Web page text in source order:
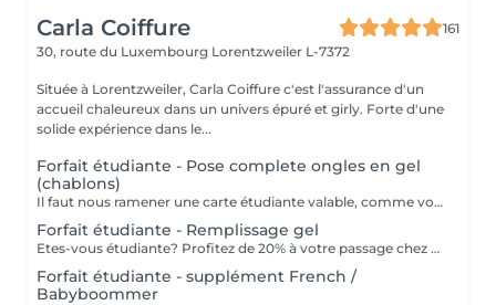
Carla Coiffure
161
30, route du Luxembourg Lorentzweiler L-7372
Située à Lorentzweiler, Carla Coiffure c'est l'assurance d'un
accueil chaleureux dans un univers épuré et girly. Forte d'une
solide expérience dans le...
Forfait étudiante - Pose complete ongles en gel
(chablons)
Il faut nous ramener une carte étudiante valable, comme vous êtes étudiante.
Forfait étudiante - Remplissage gel
Etes-vous étudiante? Profitez de 20% à votre passage chez nous pour votre remplissage. ATTENTION: il nous faut une carte étudiante valable que vous etes bien étudiante.
Forfait étudiante - supplément French /
Babyboommer